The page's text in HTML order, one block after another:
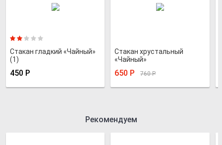
Стакан гладкий «Чайный»
(1)
450 Р
Стакан хрустальный
«Чайный»
650 Р 760Р
Рекомендуем